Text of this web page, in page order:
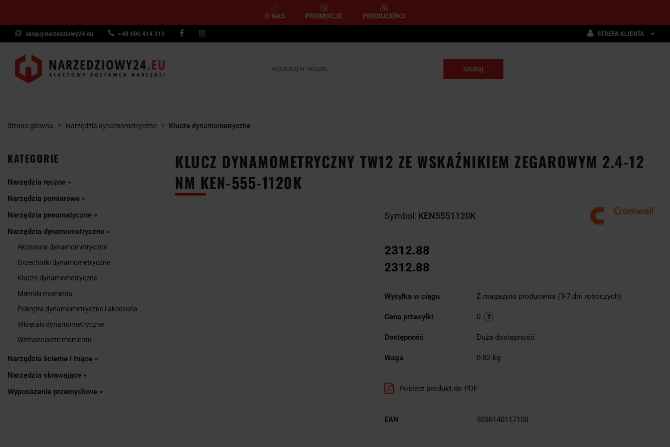
O NAS PROMOCJE PRODUCENCI
sklep@narzedziowy24.eu +48 600 414 313 STREFA KLIENTA
Narzędzia ręczne Narzędzia pomiarowe Narzędzia pneumatyczne
Narzędzia dynamometryczne Narzędzia skrawające
Strona główna Narzędzia dynamometryczne Klucze dynamometryczne
KATEGORIE
Narzędzia ręczne
Narzędzia pomiarowe
Narzędzia pneumatyczne
Narzędzia dynamometryczne
Akcesoria dynamometryczne
Grzechotki dynamometryczne
Klucze dynamometryczne
Mierniki momentu
Pokrętła dynamometryczne i akcesoria
Wkrętaki dynamometryczne
Wzmacniacze momentu
Narzędzia ścierne i tnące
Narzędzia skrawające
Wyposażenie przemysłowe
KLUCZ DYNAMOMETRYCZNY TW12 ZE WSKAŹNIKIEM ZEGAROWYM 2.4-12
NM KEN-555-1120K
Symbol: KEN5551120K
2312.88
2312.88
Wysyłka w ciągu Z magazynu producenta (3-7 dni roboczych)
Cena przesyłki 0
Dostępność Duża dostępność
Waga 0.82 kg
Pobierz produkt do PDF
EAN 5036140117150